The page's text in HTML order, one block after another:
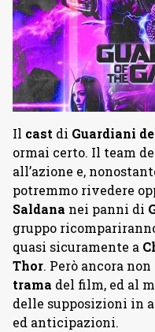
Il cast di Guardiani
ormai certo. Il team
all’azione e,
potremmo rivedere
Saldana nei panni di
gruppo
quasi sicuramente a
Thor. Però ancora
trama del film, ed al
delle supposizioni in
ed anticipazioni.